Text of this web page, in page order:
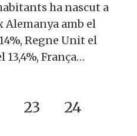
ha nascut a
Alemanya amb el
Regne Unit el
13,4%, França…
23 24